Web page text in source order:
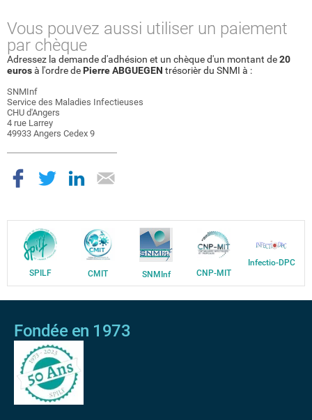
Vous pouvez aussi utiliser un paiement
par chèque
Adressez la demande d'adhésion et un chèque d'un montant de20
eurosà l'ordre de Pierre ABGUEGEN trésorièr du SNMI à :
SNMInf
Service des Maladies Infectieuses
CHU d'Angers
4 rue Larrey
49933 Angers Cedex 9
SPILF CMIT SNMInf CNP-MIT
Infectio-DPC
Fondée en 1973